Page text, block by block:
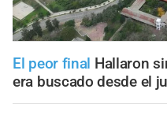
El peor final Hallaron
era buscado desde el